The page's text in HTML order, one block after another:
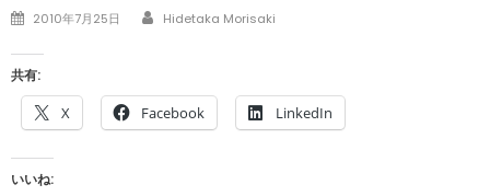
Posted
2010年7月25日 Author
Hidetaka Morisaki
共有:
X Facebook LinkedIn
いいね: